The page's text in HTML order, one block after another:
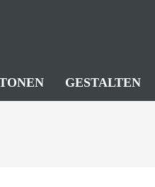
GESTALTEN